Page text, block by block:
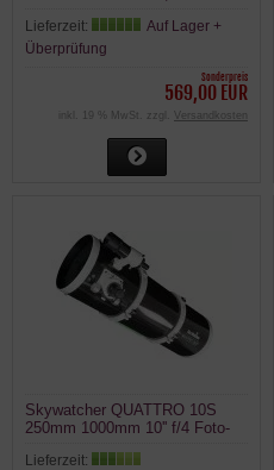
Lieferzeit:
Auf Lager +
Überprüfung
Sonderpreis
569,00 EUR
inkl. 19 % MwSt. zzgl. Versandkosten
Skywatcher QUATTRO 10S
250mm 1000mm 10'' f/4 Foto-
Lieferzeit: